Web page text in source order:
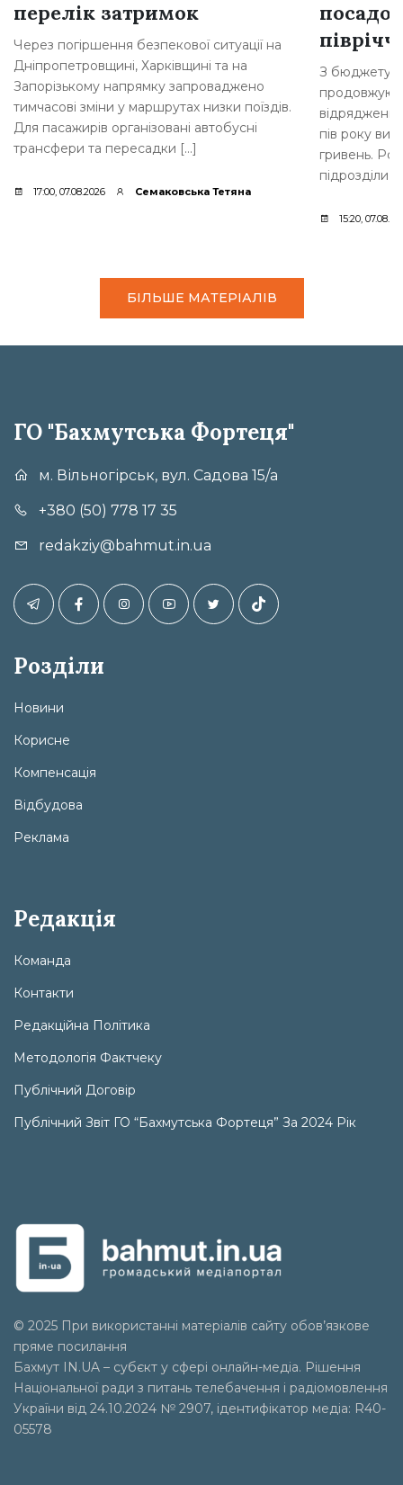
перелік затримок
Через погіршення безпекової ситуації на
Дніпропетровщині, Харківщині та на
Запорізькому напрямку запроваджено
тимчасові зміни у маршрутах низки поїздів.
Для пасажирів організовані автобусні
трансфери та пересадки […]
17:00, 07.08.2026 Семаковська Тетяна
З бюджету
пів року
гривень.
підрозділи
15:20,
БІЛЬШЕ МАТЕРІАЛІВ
ГО "Бахмутська Фортеця"
м. Вільногірськ, вул. Садова 15/а
+380 (50) 778 17 35
redakziy@bahmut.in.ua
Розділи
Новини
Корисне
Компенсація
Відбудова
Реклама
Редакція
Команда
Контакти
Редакційна Політика
Методологія Фактчеку
Публічний Договір
Публічний Звіт ГО “Бахмутська Фортеця” За 2024 Рік
© 2025 При використанні матеріалів сайту обов’язкове
пряме посилання
Бахмут IN.UA – субєкт у сфері онлайн-медіа. Рішення
Національної ради з питань телебачення і радіомовлення
України від 24.10.2024 № 2907, ідентифікатор медіа: R40-
05578